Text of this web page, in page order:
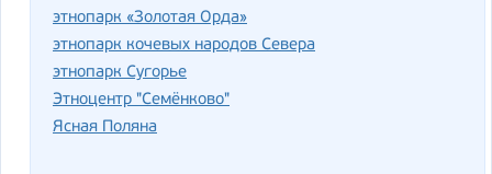
этнопарк «Золотая Орда»
этнопарк кочевых народов Севера
этнопарк Сугорье
Этноцентр "Семёнково"
Ясная Поляна